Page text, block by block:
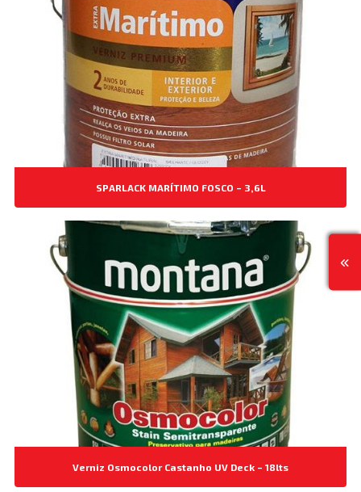
SPARLACK MARÍTIMO FOSCO – 3,6L
Verniz Osmocolor Castanho UV Deck – 18lts